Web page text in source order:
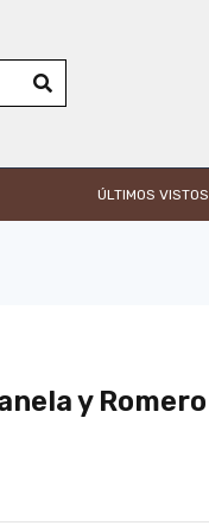
ÚLTIMOS VISTOS
y Romero